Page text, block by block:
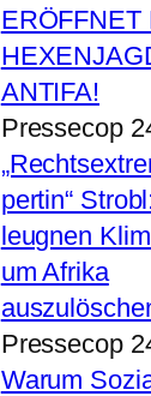
ERÖFFNET
ANTIFA!
Pressecop
pertin“
leugnen
um Afrika
Pressecop
Warum